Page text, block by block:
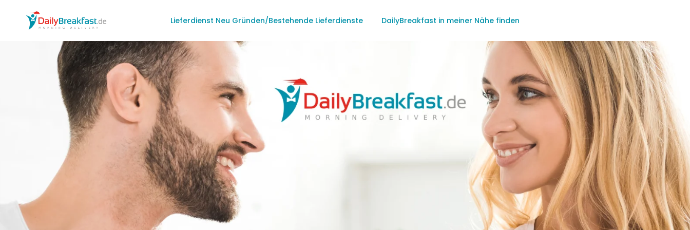
Lieferdienst Neu Gründen/Bestehende Lieferdienste DailyBreakfast in meiner Nähe finden